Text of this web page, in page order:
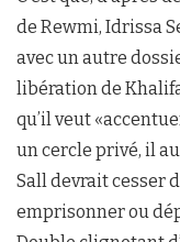
de Rewmi, Idrissa
avec un autre
libération de
qu’il veut
un cercle privé, il
Sall devrait cesser
emprisonner ou